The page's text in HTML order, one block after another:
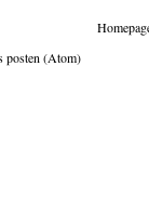
posten (Atom)